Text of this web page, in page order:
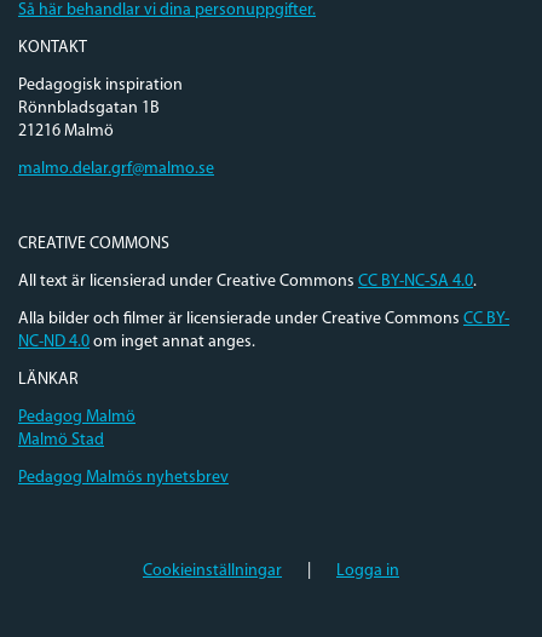
Så här behandlar vi dina personuppgifter.
KONTAKT
Pedagogisk inspiration
Rönnbladsgatan 1B
21216 Malmö
malmo.delar.grf@malmo.se
CREATIVE COMMONS
All text är licensierad under Creative Commons CC BY-NC-SA 4.0.
Alla bilder och filmer är licensierade under Creative Commons CC BY-
NC-ND 4.0 om inget annat anges.
LÄNKAR
Pedagog Malmö
Malmö Stad
Pedagog Malmös nyhetsbrev
Cookieinställningar Logga in